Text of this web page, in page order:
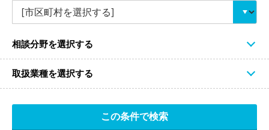
相談分野を選択する
取扱業種を選択する